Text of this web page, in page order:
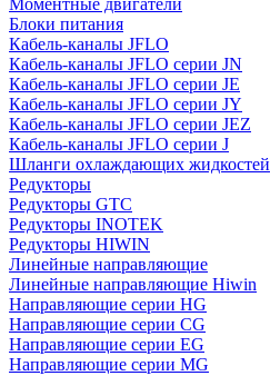
Моментные двигатели
Блоки питания
Кабель-каналы JFLO
Кабель-каналы JFLO серии JN
Кабель-каналы JFLO серии JE
Кабель-каналы JFLO серии JY
Кабель-каналы JFLO серии JEZ
Кабель-каналы JFLO серии J
Шланги охлаждающих жидкостей
Редукторы
Редукторы GTC
Редукторы INOTEK
Редукторы HIWIN
Линейные направляющие
Линейные направляющие Hiwin
Направляющие серии HG
Направляющие серии CG
Направляющие серии EG
Направляющие серии MG